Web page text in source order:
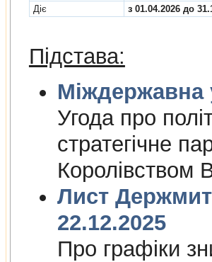
Діє
з 01.04.2026 до
Підстава:
Угода про
стратегiчне
Королiвством
Лист
22.12.2025
Про графiки